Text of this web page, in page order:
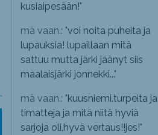
kusiaipesään!"
mä vaan.: "voi noita puheita ja
lupauksia! lupaillaan mitä
sattuu mutta järki jäänyt siis
maalaisjärki jonnekki..."
mä vaan.: "kuusniemi.turpeita ja
timatteja ja mitä niitä hyviä
sarjoja oli,hyvä vertaus!!jes!"